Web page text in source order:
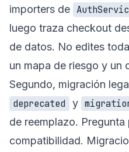
importers de
luego traza checkout
de datos. No edites
un mapa de riesgo y un
Segundo, migración
deprecated
y
de reemplazo.
compatibilidad.